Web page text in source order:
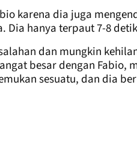
karena dia juga
Dia hanya terpaut 7-8
dan mungkin
besar dengan Fabio,
sesuatu, dan dia